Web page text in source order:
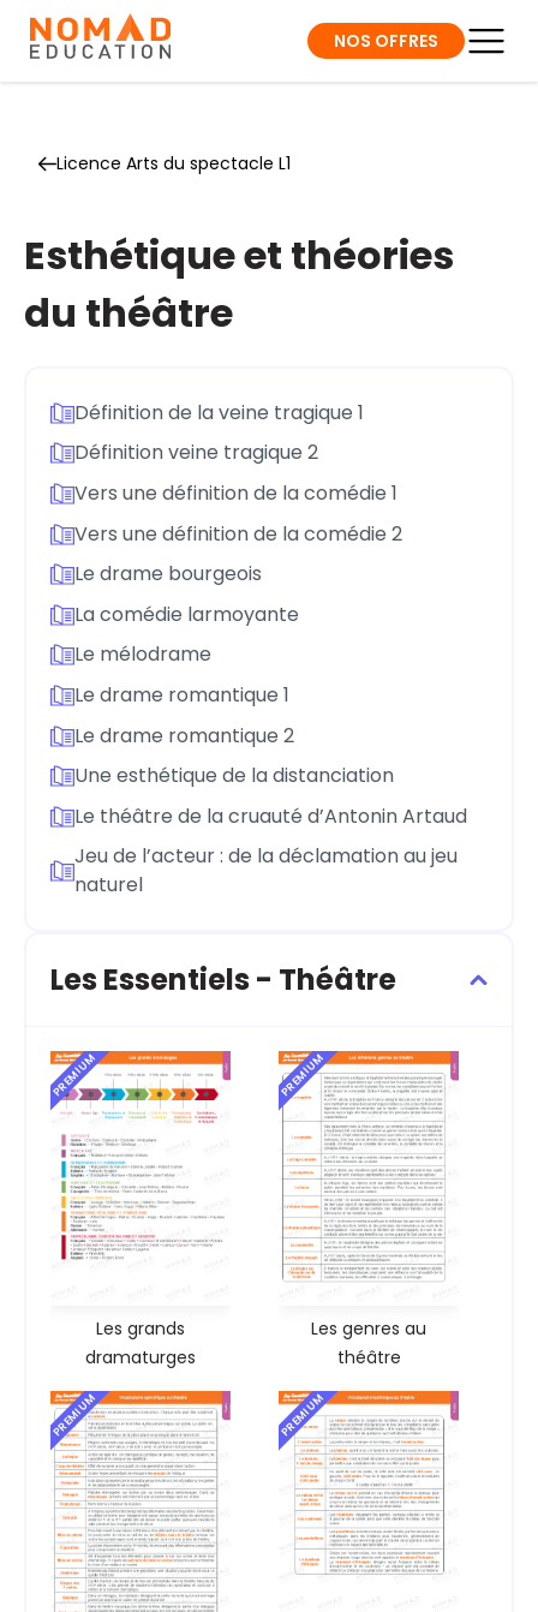
NOS OFFRES
Licence Arts du spectacle L1
Esthétique et théories
du théâtre
Définition de la veine tragique 1
Définition veine tragique 2
Vers une définition de la comédie 1
Vers une définition de la comédie 2
Le drame bourgeois
La comédie larmoyante
Le mélodrame
Le drame romantique 1
Le drame romantique 2
Une esthétique de la distanciation
Le théâtre de la cruauté d’Antonin Artaud
Jeu de l’acteur : de la déclamation au jeu
naturel
Les Essentiels - Théâtre
PREMIUM
Les grands
dramaturges
PREMIUM
Les genres au
théâtre
PREMIUM PREMIUM